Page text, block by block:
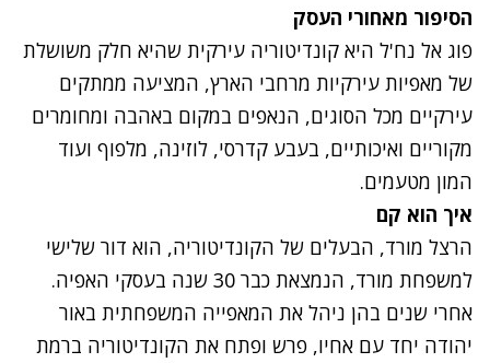
הסיפור מאחורי העסק
פוג אל נח'ל היא קונדיטוריה עירקית שהיא חלק משושלת
של מאפיות עירקיות מרחבי הארץ, המציעה ממתקים
עירקיים מכל הסוגים, הנאפים במקום באהבה ומחומרים
מקוריים ואיכותיים, בעבע קדרסי, לוזינה, מלפוף ועוד
המון מטעמים.
איך הוא קם
הרצל מורד, הבעלים של הקונדיטוריה, הוא דור שלישי
למשפחת מורד, הנמצאת כבר 30 שנה בעסקי האפיה.
אחרי שנים בהן ניהל את המאפייה המשפחתית באור
יהודה יחד עם אחיו, פרש ופתח את הקונדיטוריה ברמת